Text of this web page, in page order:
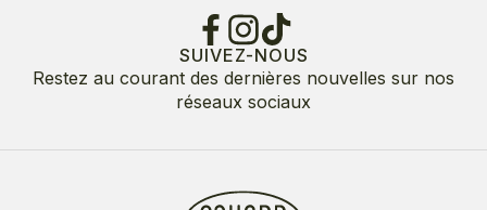
SUIVEZ-NOUS
Restez au courant des dernières nouvelles sur nos
réseaux sociaux